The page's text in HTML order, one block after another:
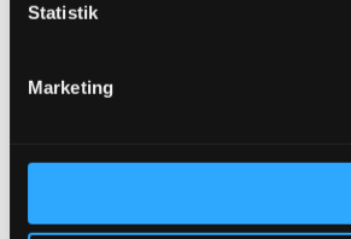
Statistik
Marketing